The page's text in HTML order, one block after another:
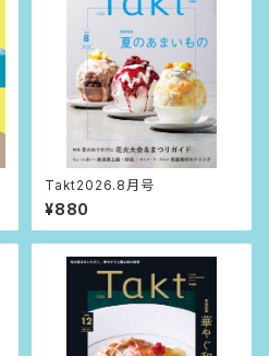
Takt2026.8月号
¥880